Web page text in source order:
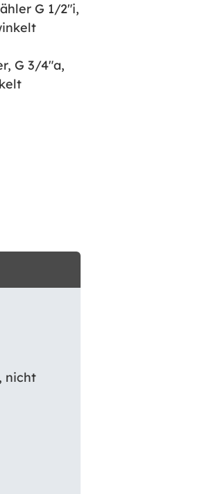
G 1/2″i,
G 3/4″a,
nicht